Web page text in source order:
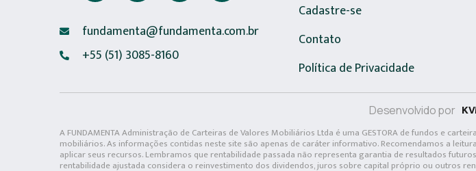
fundamenta@fundamenta.com.br
+55 (51) 3085-8160
Cadastre-se
Contato
Política de Privacidade
Desenvolvido por
A FUNDAMENTA Administração de Carteiras de Valores Mobiliários Ltda é uma GESTORA de fundos e
mobiliários. As informações contidas neste site são apenas de caráter informativo. Recomendamos a
aplicar seus recursos. Lembramos que rentabilidade passada não representa garantia de resultados
rentabilidade ajustada considera o reinvestimento dos dividendos, juros sobre capital próprio ou outros